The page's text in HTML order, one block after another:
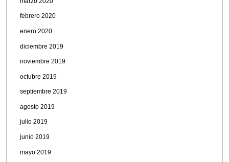
febrero 2020
enero 2020
diciembre 2019
noviembre 2019
octubre 2019
septiembre 2019
agosto 2019
julio 2019
junio 2019
mayo 2019